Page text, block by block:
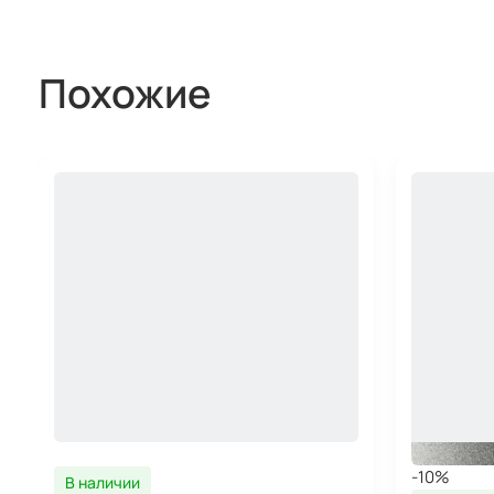
Похожие
В наличии -10%